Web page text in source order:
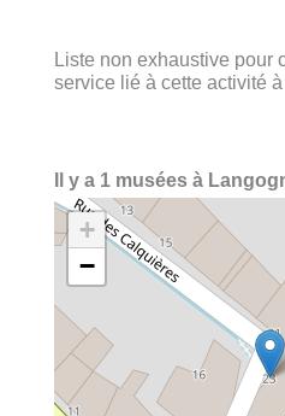
Liste non exhaustive pour
service lié à cette activité
Il y a 1 musées à
+
−